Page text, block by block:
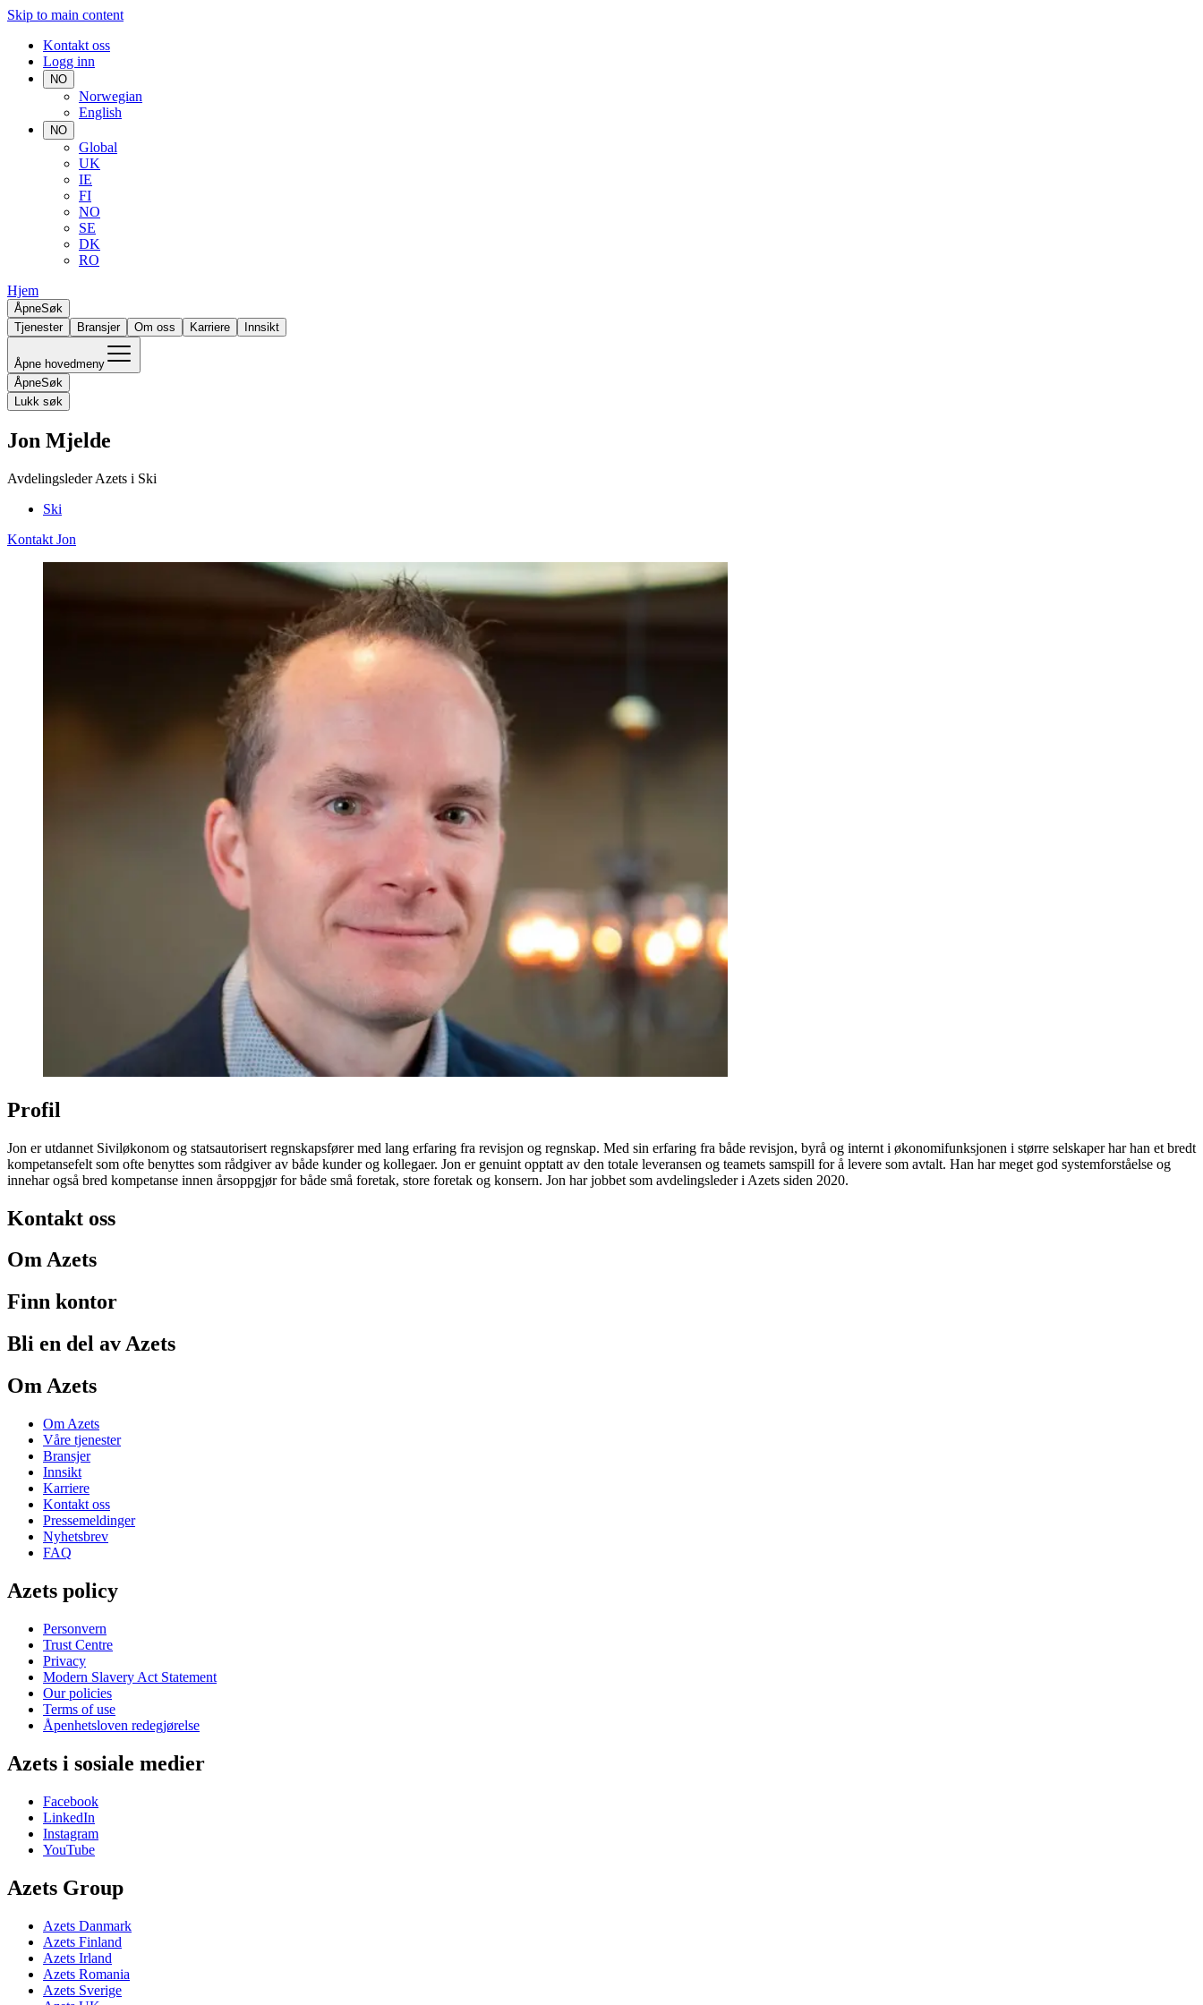
Skip to main content
Kontakt oss
Logg inn
NO
Norwegian
English
NO
Global
UK
IE
FI
NO
SE
DK
RO
Hjem
ÅpneSøk
Tjenester
Bransjer Om oss Karriere Innsikt
Åpne hovedmeny
ÅpneSøk
Lukk søk
Jon Mjelde
Avdelingsleder Azets i Ski
Ski
Kontakt Jon
Profil
Jon er utdannet Siviløkonom og statsautorisert regnskapsfører med lang erfaring fra revisjon og regnskap. Med sin erfaring fra både revisjon, byrå og internt i økonomifunksjonen i større selskaper har han et bredt
kompetansefelt som ofte benyttes som rådgiver av både kunder og kollegaer. Jon er genuint opptatt av den totale leveransen og teamets samspill for å levere som avtalt. Han har meget god systemforståelse og
innehar også bred kompetanse innen årsoppgjør for både små foretak, store foretak og konsern. Jon har jobbet som avdelingsleder i Azets siden 2020.
Kontakt oss
Om Azets
Finn kontor
Bli en del av Azets
Om Azets
Om Azets
Våre tjenester
Bransjer
Innsikt
Karriere
Kontakt oss
Pressemeldinger
Nyhetsbrev
FAQ
Azets policy
Personvern
Trust Centre
Privacy
Modern Slavery Act Statement
Our policies
Terms of use
Åpenhetsloven redegjørelse
Azets i sosiale medier
Facebook
LinkedIn
Instagram
YouTube
Azets Group
Azets Danmark
Azets Finland
Azets Irland
Azets Romania
Azets Sverige